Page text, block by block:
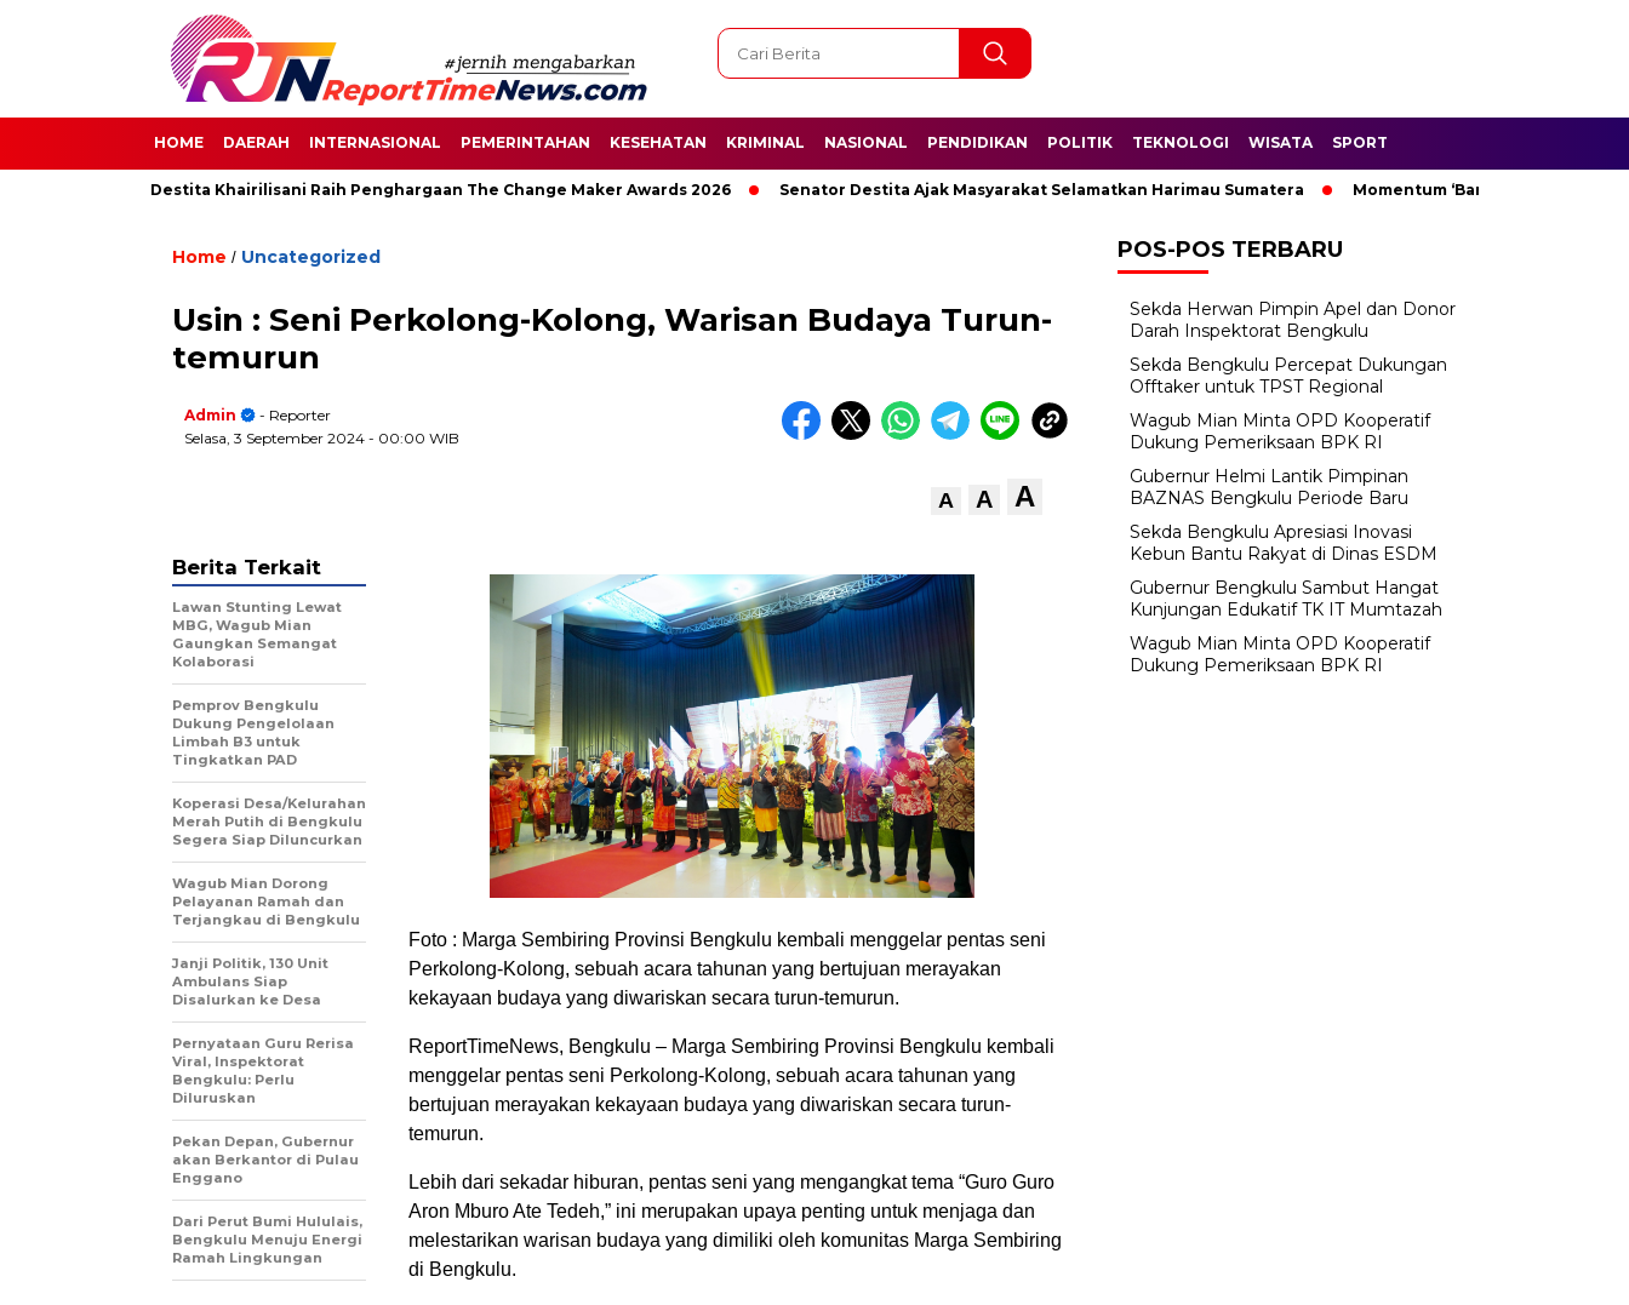
HOME DAERAH INTERNASIONAL PEMERINTAHAN KESEHATAN KRIMINAL NASIONAL PENDIDIKAN POLITIK TEKNOLOGI WISATA SPORT
Senayan, Destita Khairilisani Raih Penghargaan The Change Maker Awards 2026 Senator Destita Ajak Masyarakat Selamatkan Harimau Sumatera Momentum ‘Bantu Rakyat’: Wagub
Home / Uncategorized
Usin : Seni Perkolong-Kolong, Warisan Budaya Turun-
temurun
Admin
- Reporter
Selasa, 3 September 2024 - 00:00 WIB
A A A
Foto : Marga Sembiring Provinsi Bengkulu kembali menggelar pentas seni
Perkolong-Kolong, sebuah acara tahunan yang bertujuan merayakan
kekayaan budaya yang diwariskan secara turun-temurun.
ReportTimeNews, Bengkulu – Marga Sembiring Provinsi Bengkulu kembali
menggelar pentas seni Perkolong-Kolong, sebuah acara tahunan yang
bertujuan merayakan kekayaan budaya yang diwariskan secara turun-
temurun.
Lebih dari sekadar hiburan, pentas seni yang mengangkat tema “Guro Guro
Aron Mburo Ate Tedeh,” ini merupakan upaya penting untuk menjaga dan
melestarikan warisan budaya yang dimiliki oleh komunitas Marga Sembiring
di Bengkulu.
Berita Terkait
Lawan Stunting Lewat
MBG, Wagub Mian
Gaungkan Semangat
Kolaborasi
Pemprov Bengkulu
Dukung Pengelolaan
Limbah B3 untuk
Tingkatkan PAD
Koperasi Desa/Kelurahan
Merah Putih di Bengkulu
Segera Siap Diluncurkan
Wagub Mian Dorong
Pelayanan Ramah dan
Terjangkau di Bengkulu
Janji Politik, 130 Unit
Ambulans Siap
Disalurkan ke Desa
Pernyataan Guru Rerisa
Viral, Inspektorat
Bengkulu: Perlu
Diluruskan
Pekan Depan, Gubernur
akan Berkantor di Pulau
Enggano
Dari Perut Bumi Hululais,
Bengkulu Menuju Energi
Ramah Lingkungan
POS-POS TERBARU
Sekda Herwan Pimpin Apel dan Donor
Darah Inspektorat Bengkulu
Sekda Bengkulu Percepat Dukungan
Offtaker untuk TPST Regional
Wagub Mian Minta OPD Kooperatif
Dukung Pemeriksaan BPK RI
Gubernur Helmi Lantik Pimpinan
BAZNAS Bengkulu Periode Baru
Sekda Bengkulu Apresiasi Inovasi
Kebun Bantu Rakyat di Dinas ESDM
Gubernur Bengkulu Sambut Hangat
Kunjungan Edukatif TK IT Mumtazah
Wagub Mian Minta OPD Kooperatif
Dukung Pemeriksaan BPK RI